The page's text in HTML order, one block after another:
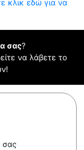
κλικ εδώ για να
σας?
να λάβετε το
σας